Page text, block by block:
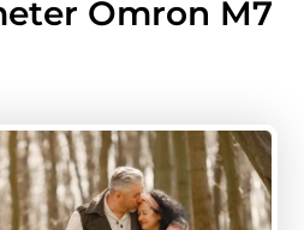
Omron M7